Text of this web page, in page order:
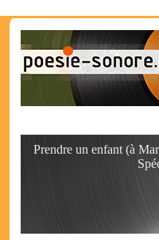
Prendre un enfant (à